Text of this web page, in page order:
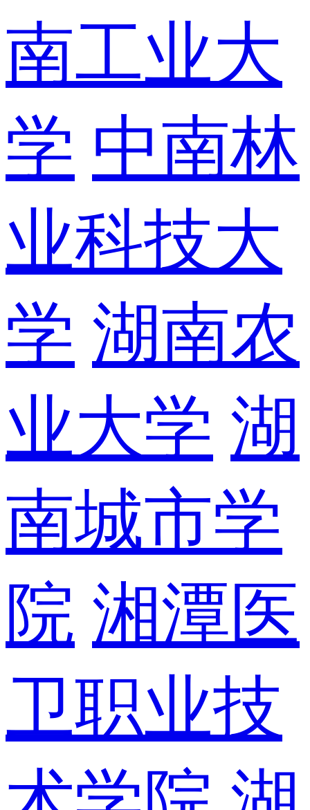
南工业大
学 中南林
业科技大
学 湖南农
业大学 湖
南城市学
院 湘潭医
卫职业技